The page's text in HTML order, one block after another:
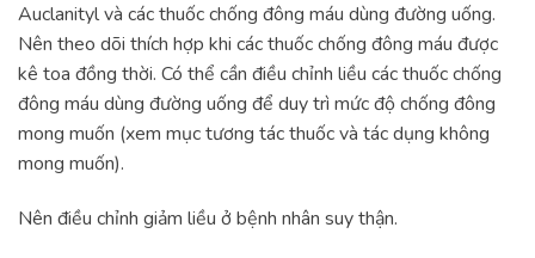
Auclanityl và các thuốc chống đông máu dùng đường uống.
Nên theo dõi thích hợp khi các thuốc chống đông máu được
kê toa đồng thời. Có thể cần điều chỉnh liều các thuốc chống
đông máu dùng đường uống để duy trì mức độ chống đông
mong muốn (xem mục tương tác thuốc và tác dụng không
mong muốn).
Nên điều chỉnh giảm liều ở bệnh nhân suy thận.